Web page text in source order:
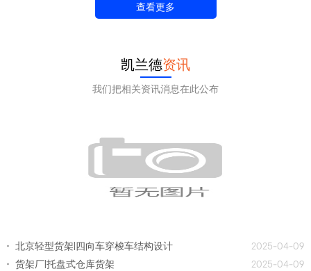
查看更多
凯兰德资讯
我们把相关资讯消息在此公布
北京轻型货架|四向车穿梭车结构设计
2025-04-09
货架厂|托盘式仓库货架
2025-04-09